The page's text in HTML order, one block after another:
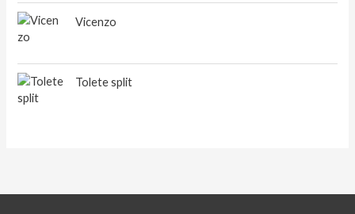
Vicenzo
Tolete split